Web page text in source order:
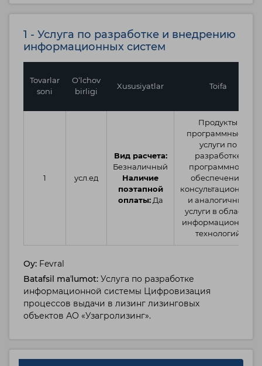
1 - Услуга по разработке и внедрению
информационных систем
Tovarlar
soni
O‘lchov
birligi
Xususiyatlar Toifa
1 усл.ед
Вид расчета:
Безналичный
Наличие
поэтапной
оплаты:Да
Продукты
программные и
услуги по
разработке
программного
обеспечения;
консультационные
и аналогичные
услуги в области
информационных
технологий
Oy: Fevral
Batafsil maʼlumot: Услуга по разработке
информационной системы Цифровизация
процессов выдачи в лизинг лизинговых
объектов АО «Узагролизинг».